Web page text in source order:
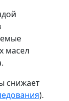
масел
снижает
).